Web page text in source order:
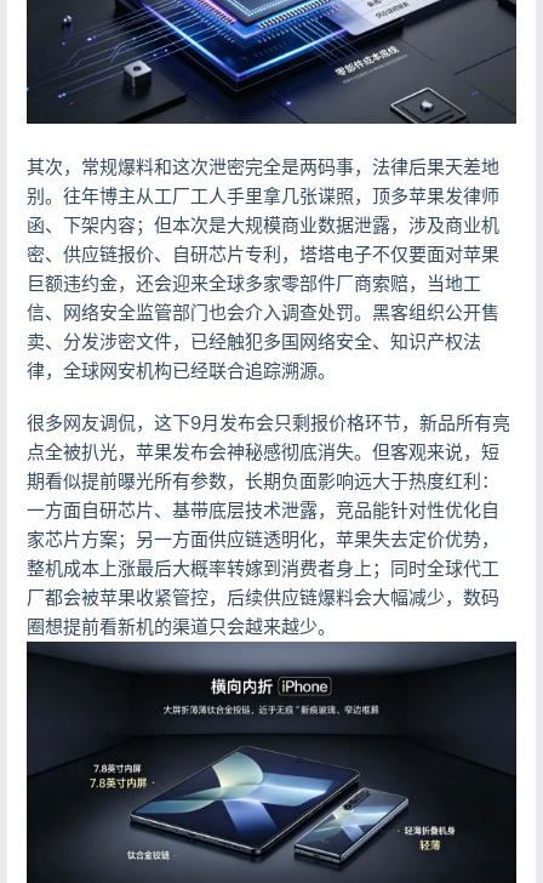
其次，常规爆料和这次泄密完全是两码事，法律后果天差地
别。往年博主从工厂工人手里拿几张谍照，顶多苹果发律师
函、下架内容；但本次是大规模商业数据泄露，涉及商业机
密、供应链报价、自研芯片专利，塔塔电子不仅要面对苹果
巨额违约金，还会迎来全球多家零部件厂商索赔，当地工
信、网络安全监管部门也会介入调查处罚。黑客组织公开售
卖、分发涉密文件，已经触犯多国网络安全、知识产权法
律，全球网安机构已经联合追踪溯源。
很多网友调侃，这下9月发布会只剩报价格环节，新品所有亮
点全被扒光，苹果发布会神秘感彻底消失。但客观来说，短
期看似提前曝光所有参数，长期负面影响远大于热度红利：
一方面自研芯片、基带底层技术泄露，竞品能针对性优化自
家芯片方案；另一方面供应链透明化，苹果失去定价优势，
整机成本上涨最后大概率转嫁到消费者身上；同时全球代工
厂都会被苹果收紧管控，后续供应链爆料会大幅减少，数码
圈想提前看新机的渠道只会越来越少。
记住登录 忘记密码?
用户协议 隐私政策